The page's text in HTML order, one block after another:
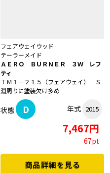
フェアウェイウッド
テーラーメイド
ＡＥＲＯ ＢＵＲＮＥＲ ３Ｗ レフ
ティ
ＴＭ１－２１５（フェアウェイ） Ｓ
淵周りに塗装欠け多め
状態 D 年式 2015
7,467円
67pt